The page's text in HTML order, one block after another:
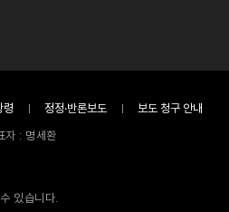
정정·반론보도
보도 청구 안내
: 명세환
있습니다.